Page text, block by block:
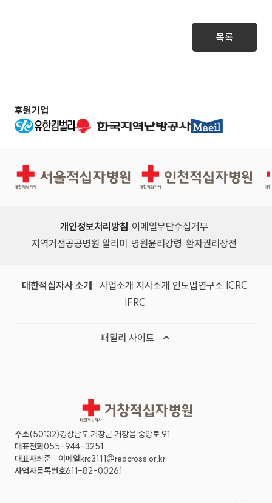
목록
후원기업
서울적십자병원 인천적십자병원
개인정보처리방침 이메일무단수집거부
지역거점공공병원 알리미
병원윤리강령 환자권리장전
대한적십자사 소개 사업소개 지사소개 인도법연구소 ICRC
IFRC
패밀리 사이트
거창적십자병원
주소(50132)경상남도 거창군 거창읍 중앙로 91
대표전화055-944-3251
대표자최준 이메일krc3111@redcross.or.kr
사업자등록번호611-82-00261